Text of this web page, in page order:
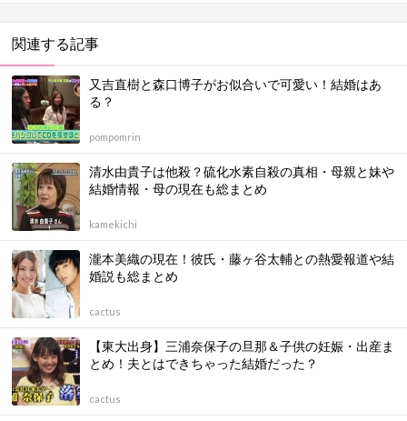
関連する記事
又吉直樹と森口博子がお似合いで可愛い！結婚はあ
る？
pompomrin
清水由貴子は他殺？硫化水素自殺の真相・母親と妹や
結婚情報・母の現在も総まとめ
kamekichi
瀧本美織の現在！彼氏・藤ヶ谷太輔との熱愛報道や結
婚説も総まとめ
cactus
【東大出身】三浦奈保子の旦那＆子供の妊娠・出産ま
とめ！夫とはできちゃった結婚だった？
cactus